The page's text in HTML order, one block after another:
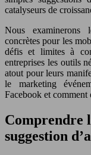
catalyseurs de
Nous examinerons
concrètes pour les
défis et limites à
entreprises les outils
atout pour leurs
le marketing
Facebook et
Comprendre
suggestion